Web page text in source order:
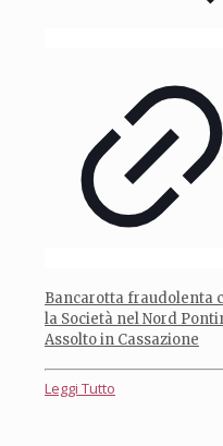
Bancarotta fraudolenta
la Società nel Nord
Assolto in Cassazione
Leggi Tutto